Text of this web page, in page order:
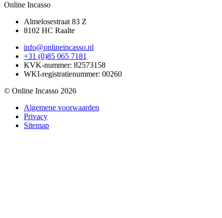
Online Incasso
Almelosestraat 83 Z
8102 HC Raalte
info@onlineincasso.nl
+31 (0)85 065 7181
KVK-nummer: 82573158
WKI-registratienummer: 00260
© Online Incasso 2026
Algemene voorwaarden
Privacy
Sitemap